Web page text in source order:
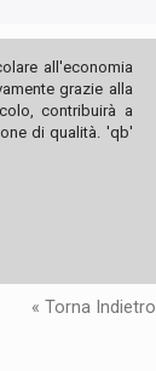
all'economia
grazie alla
contribuirà a
di qualità. 'qb'
« Torna Indietro